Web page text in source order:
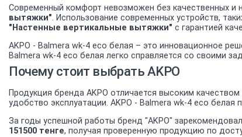
Современный комфорт невозможен без качественных
вытяжки". Использование современных устройств,
"Настенные вертикальные вытяжки" с гарантией
AKPO - Balmera wk-4 eco белая – это инновационное
Balmera wk-4 eco белая легко справляется со своими
Почему стоит выбрать AKPO
Продукция бренда AKPO отличается высоким
удобство эксплуатации. AKPO - Balmera wk-4 eco
За годы успешной работы бренд "AKPO"
151500 тенге, получая проверенную продукцию по